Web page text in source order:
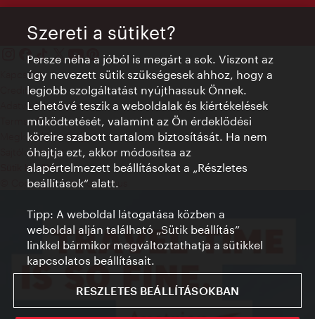
Kapcsolat
Credits
Adatvédelmi nyilatkozat
Terms of Use
Megközelíthetőség
Sajtókapcsolat
Sütik beállítása
© Copyright WienTourismus
Szereti a sütiket?
Persze néha a jóból is megárt a sok. Viszont az
úgy nevezett sütik szükségesek ahhoz, hogy a
legjobb szolgáltatást nyújthassuk Önnek.
Lehetővé teszik a weboldalak és kiértékelések
működtetését, valamint az Ön érdeklődési
köreire szabott tartalom biztosítását. Ha nem
óhajtja ezt, akkor módosítsa az
alapértelmezett beállításokat a „Részletes
beállítások“ alatt.
Tipp: A weboldal látogatása közben a
weboldal alján található „Sütik beállítás”
linkkel bármikor megváltoztathatja a sütikkel
kapcsolatos beállításait.
RESZLETES BEÁLLÍTÁSOKBAN